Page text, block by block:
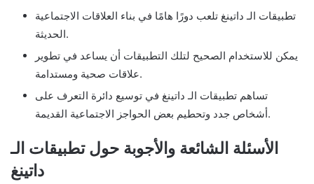
تطبيقات الـ داتينغ تلعب دورًا هامًا في بناء العلاقات الاجتماعية
الحديثة.
يمكن للاستخدام الصحيح لتلك التطبيقات أن يساعد في تطوير
علاقات صحية ومستدامة.
تساهم تطبيقات الـ داتينغ في توسيع دائرة التعرف على
أشخاص جدد وتحطيم بعض الحواجز الاجتماعية القديمة.
الأسئلة الشائعة والأجوبة حول تطبيقات الـ
داتينغ